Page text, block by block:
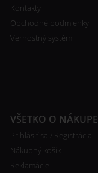
Kontakty
Obchodné podmienky
Vernostný systém
VŠETKO O NÁKUPE
Prihlásiť sa / Registrácia
Nákupný košík
Reklamácie